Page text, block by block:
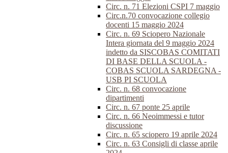
Circ. n. 71 Elezioni CSPI 7 maggio
Circ.n.70 convocazione collegio
docenti 15 maggio 2024
Circ. n. 69 Sciopero Nazionale
Intera giornata del 9 maggio 2024
indetto da SISCOBAS COMITATI
DI BASE DELLA SCUOLA -
COBAS SCUOLA SARDEGNA -
USB PI SCUOLA
Circ. n. 68 convocazione
dipartimenti
Circ. n. 67 ponte 25 aprile
Circ. n. 66 Neoimmessi e tutor
discussione
Circ. n. 65 sciopero 19 aprile 2024
Circ. n. 63 Consigli di classe aprile